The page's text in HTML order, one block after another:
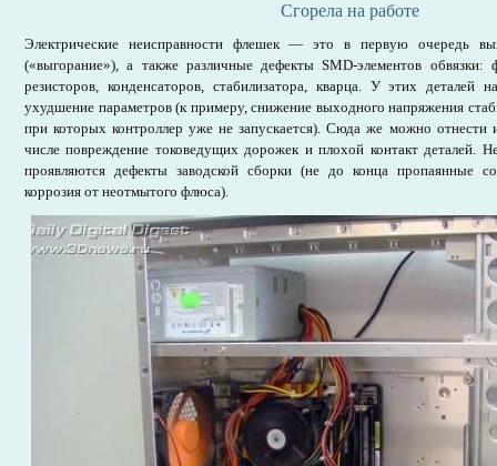
Сгорела на работе
Электрические неисправности флешек — это в первую очередь
(«выгорание»), а также различные дефекты SMD-элементов обвязки:
резисторов, конденсаторов, стабилизатора, кварца. У этих деталей
ухудшение параметров (к примеру, снижение выходного напряжения
при которых контроллер уже не запускается). Сюда же можно
числе повреждение токоведущих дорожек и плохой контакт деталей.
проявляются дефекты заводской сборки (не до конца пропаянные
коррозия от неотмытого флюса).